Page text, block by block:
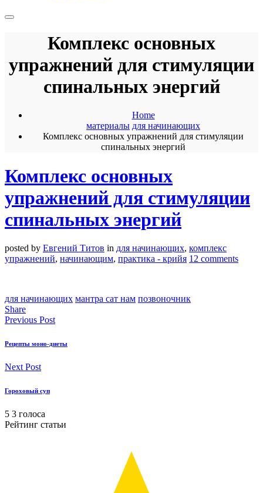
Комплекс основных
упражнений для стимуляции
спинальных энергий
Home
материалы для начинающих
Комплекс основных упражнений для стимуляции
спинальных энергий
Комплекс основных
упражнений для стимуляции
спинальных энергий
posted by Евгений Титов in для начинающих, комплекс
упражнений, начинающим, практика - крийя 12 comments
для начинающих мантра сат нам позвоночник
Share
Previous Post
Рецепты моно-диеты
Next Post
Гороховый суп
5 3 голоса
Рейтинг статьи